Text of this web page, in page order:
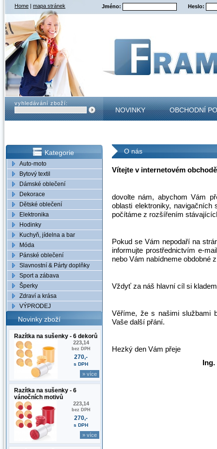
Home | mapa stránek Jméno: Heslo:
vyhledávání zboží:
NOVINKY OBCHODNÍ
Kategorie
Auto-moto
Bytový textil
Dámské oblečení
Dekorace
Dětské oblečení
Elektronika
Hodinky
Kuchyň, jídelna a bar
Móda
Pánské oblečení
Slavnostní & Párty doplňky
Sport a zábava
Šperky
Zdraví a krása
VÝPRODEJ
Novinky zboží
Razítka na sušenky - 6 dekorů
223,14
bez DPH
270,-
s DPH
» více
Razítka na sušenky - 6
vánočních motivů
223,14
bez DPH
270,-
s DPH
» více
O nás
Vítejte v internetovém
dovolte nám, abychom Vám
oblasti elektroniky,
počítáme z rozšířením
Pokud se Vám nepodaří na
informujte prostřednictvím e-
nebo Vám nabídneme obdobné
Vždyť za náš hlavní cíl si
Věříme, že s našimi službami
Vaše další přání.
Hezký den Vám přeje
Ing.